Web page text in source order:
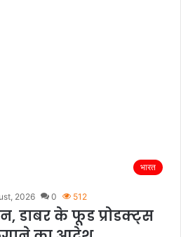
भारत
2026 0 512
डाबर के फूड प्रोडक्ट्स